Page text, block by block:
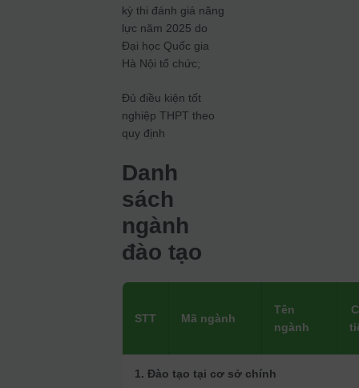
kỳ thi đánh giá năng
lực năm 2025 do
Đại học Quốc gia
Hà Nội tổ chức;
Đủ điều kiện tốt
nghiệp THPT theo
quy định
Danh
sách
ngành
đào tạo
STT Mã ngành
Tên
ngành
1. Đào tạo tại cơ sở chính